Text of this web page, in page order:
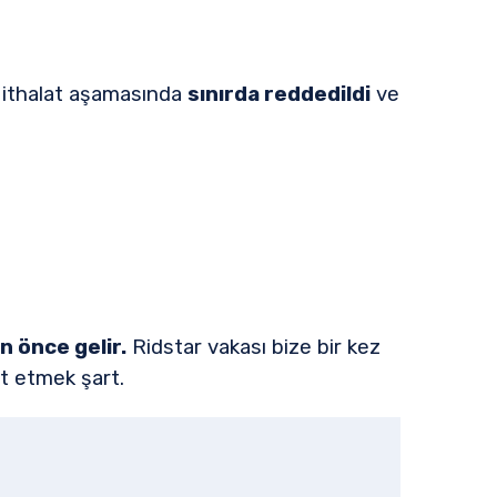
aşamasında sınırda reddedildi ve
önce gelir. Ridstar vakası bize bir kez
etmek şart.